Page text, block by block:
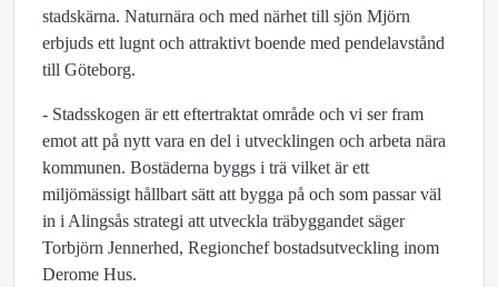
stadskärna. Naturnära och med närhet till sjön Mjörn
erbjuds ett lugnt och attraktivt boende med pendelavstånd
till Göteborg.
- Stadsskogen är ett eftertraktat område och vi ser fram
emot att på nytt vara en del i utvecklingen och arbeta nära
kommunen. Bostäderna byggs i trä vilket är ett
miljömässigt hållbart sätt att bygga på och som passar väl
in i Alingsås strategi att utveckla träbyggandet säger
Torbjörn Jennerhed, Regionchef bostadsutveckling inom
Derome Hus.